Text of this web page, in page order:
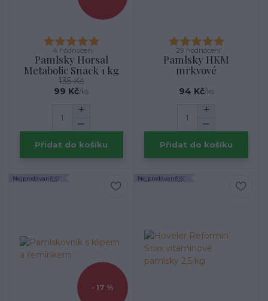
4 hodnocení
Pamlsky Horsal
Metabolic Snack 1 kg
135 Kč
99 Kč/ks
Přidat do košíku
29 hodnocení
Pamlsky HKM
mrkvové
94 Kč/ks
Přidat do košíku
Nejprodávanější
- 17 %
Nejprodávanější